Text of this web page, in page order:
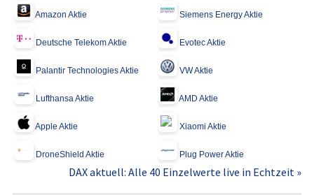
Amazon Aktie Siemens Energy Aktie
Deutsche Telekom Aktie Evotec Aktie
Palantir Technologies Aktie VW Aktie
Lufthansa Aktie AMD Aktie
Apple Aktie Xiaomi Aktie
DroneShield Aktie Plug Power Aktie
DAX aktuell: Alle 40 Einzelwerte live in Echtzeit »